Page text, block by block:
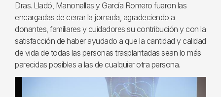
Dras. Lladó, Manonelles y García Romero fueron las
encargadas de cerrar la jornada, agradeciendo a
donantes, familiares y cuidadores su contribución y con la
satisfacción de haber ayudado a que la cantidad y calidad
de vida de todas las personas trasplantadas sean lo más
parecidas posibles a las de cualquier otra persona.